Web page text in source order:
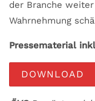
der Branche
Wahrnehmung
Pressematerial
DOWNLOAD